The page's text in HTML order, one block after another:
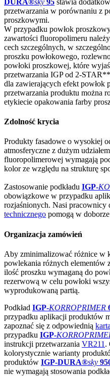
przetwarzania w porównaniu z
proszkowymi.
W przypadku powłok
zawartości fluoropolimeru
cech szczególnych, w
proszku powłokowego,
powłoki proszkowej, które
przetwarzania IGP od 2-
dla zawierających efekt powłok
przetwarzania produktu można
etykiecie opakowania farby
Zdolność krycia
Produkty fasadowe o wysokiej
atmosferyczne z dużym
fluoropolimerowej wymagają
kolor ze względu na strukturę
Zastosowanie podkładu IGP-
obowiązkowe w przypadku
rozjaśnionych. Nasi pracownicy
technicznego pomogą w
Organizacja zamówień
Aby zminimalizować różnice w
powlekania różnych elementów
ilość proszku wymaganą do
rezerwową w celu powłoki
wyprodukowaną partią.
Podkład IGP-KORROPRIMER
przypadku aplikacji produktów
zapoznać się z odpowiednią
przypadku IGP-
instrukcji przetwarzania VR211 .
kolorystycznie warianty
produktów IGP-DURA®sky
nie wymagają stosowania